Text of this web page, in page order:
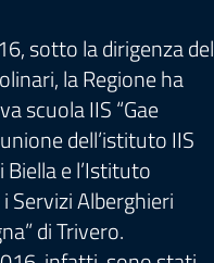
sotto la dirigenza del
la Regione ha
scuola IIS “Gae
dell’istituto IIS
Biella e l’Istituto
Servizi Alberghieri
di Trivero.